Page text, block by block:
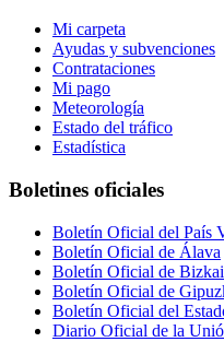
Mi carpeta
Ayudas y subvenciones
Contrataciones
Mi pago
Meteorología
Estado del tráfico
Estadística
Boletines oficiales
Boletín Oficial del País
Boletín Oficial de Álava
Boletín Oficial de
Boletín Oficial de
Boletín Oficial del
Diario Oficial de la